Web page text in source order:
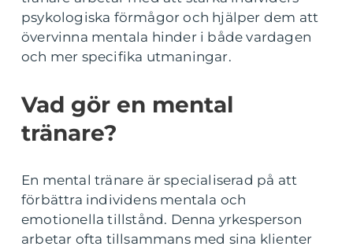
psykologiska förmågor och hjälper dem att
övervinna mentala hinder i både vardagen
och mer specifika utmaningar.
Vad gör en mental
tränare?
En mental tränare är specialiserad på att
förbättra individens mentala och
emotionella tillstånd. Denna yrkesperson
arbetar ofta tillsammans med sina klienter